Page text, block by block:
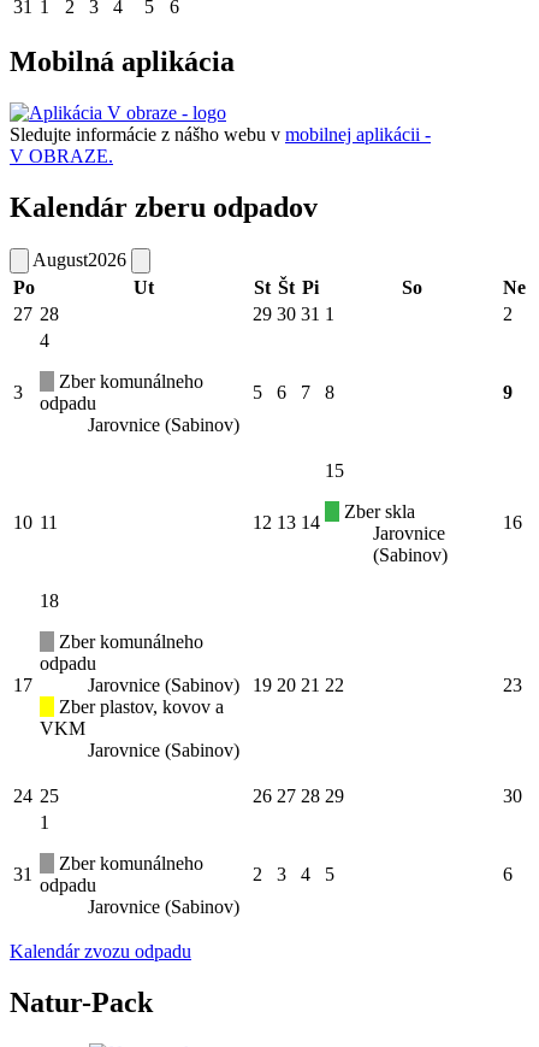
31 1 2 3 4 5 6
Mobilná aplikácia
Sledujte informácie z nášho webu v mobilnej aplikácii -
V OBRAZE.
Kalendár zberu odpadov
August2026
Po
Ut St Št Pi So
Ne
27 28 29 30 31 1 2
3
4
Zber komunálneho
odpadu
Jarovnice (Sabinov)
5 6 7 8 9
10 11 12 13 14
15
Zber skla
Jarovnice
(Sabinov)
16
17
18
Zber komunálneho
odpadu
Jarovnice (Sabinov)
Zber plastov, kovov a
VKM
Jarovnice (Sabinov)
19 20 21 22 23
24 25 26 27 28 29 30
31
1
Zber komunálneho
odpadu
Jarovnice (Sabinov)
2 3 4 5 6
Kalendár zvozu odpadu
Natur-Pack